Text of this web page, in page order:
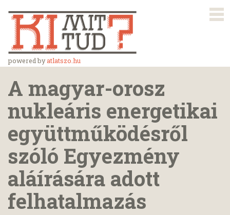
powered byatlatszo.hu
A magyar-orosz
nukleáris energetikai
együttműködésről
szóló Egyezmény
aláírására adott
felhatalmazás